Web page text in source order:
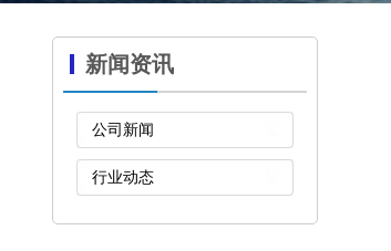
新闻资讯
公司新闻
行业动态